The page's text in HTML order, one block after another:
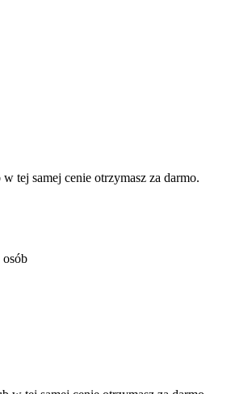
tej samej cenie otrzymasz za darmo.
osób